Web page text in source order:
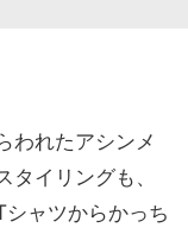
われたアシンメ
タイリングも、
ャツからかっち